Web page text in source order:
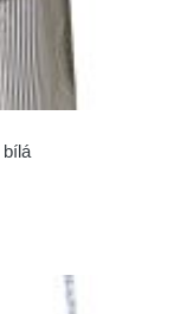
bílá